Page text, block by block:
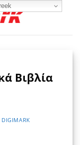
Βιβλία
DIGIMARK